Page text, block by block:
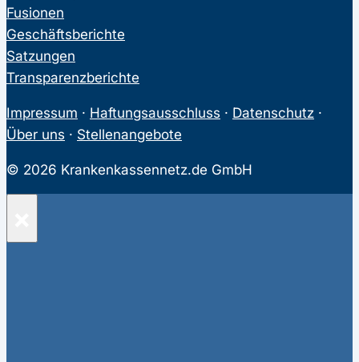
Fusionen
Geschäftsberichte
Satzungen
Transparenzberichte
Impressum · Haftungsausschluss · Datenschutz ·
Über uns · Stellenangebote
© 2026 Krankenkassennetz.de GmbH